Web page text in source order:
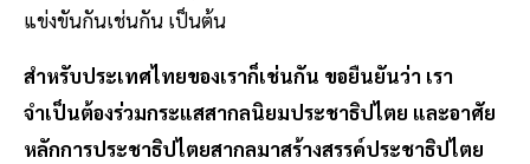
แข่งขันกันเช่นกัน เป็นต้น
สำหรับประเทศไทยของเราก็เช่นกัน ขอยืนยันว่า เรา
จำเป็นต้องร่วมกระแสสากลนิยมประชาธิปไตย และอาศัย
หลักการประชาธิปไตยสากลมาสร้างสรรค์ประชาธิปไตย